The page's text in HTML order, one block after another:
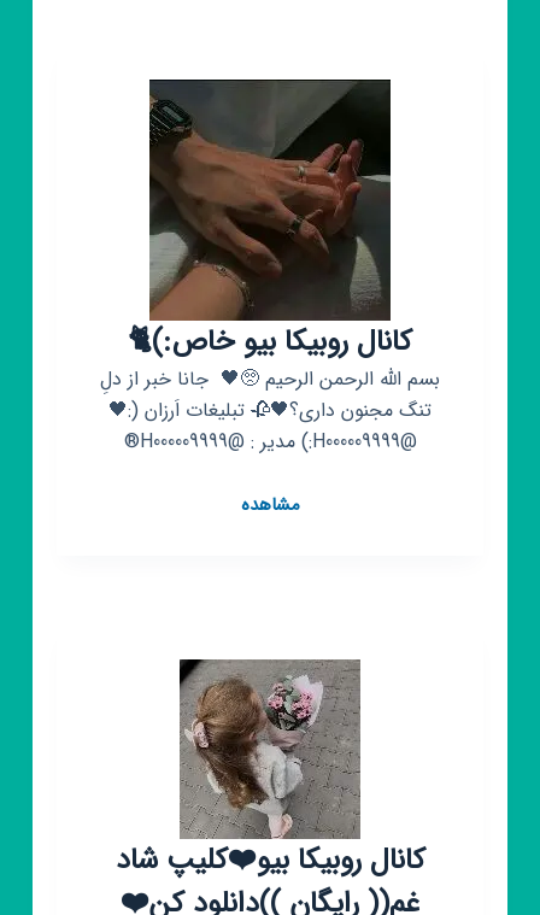
کانال روبیکا بیو خاص:)🐈
بسم الله الرحمن الرحیم 🥺🖤 ‌ جانا خبر از دلِ
تنگ مجنون داری؟🖤🥀 تبلیغات اَرزان (:🖤
@H000009999:) مدیر : @H000009999®
مشاهدهکانال
کانال روبیکا بیو❤️کلیپ شاد
غم(( رایگان ))دانلود کن❤️